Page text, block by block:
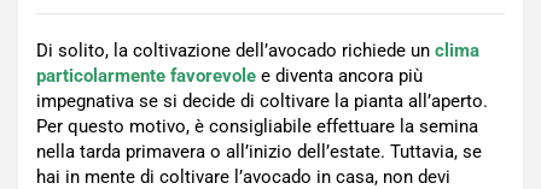
Di solito, la coltivazione dell’avocado richiede un clima
particolarmente favorevole e diventa ancora più
impegnativa se si decide di coltivare la pianta all’aperto.
Per questo motivo, è consigliabile effettuare la semina
nella tarda primavera o all’inizio dell’estate. Tuttavia, se
hai in mente di coltivare l’avocado in casa, non devi